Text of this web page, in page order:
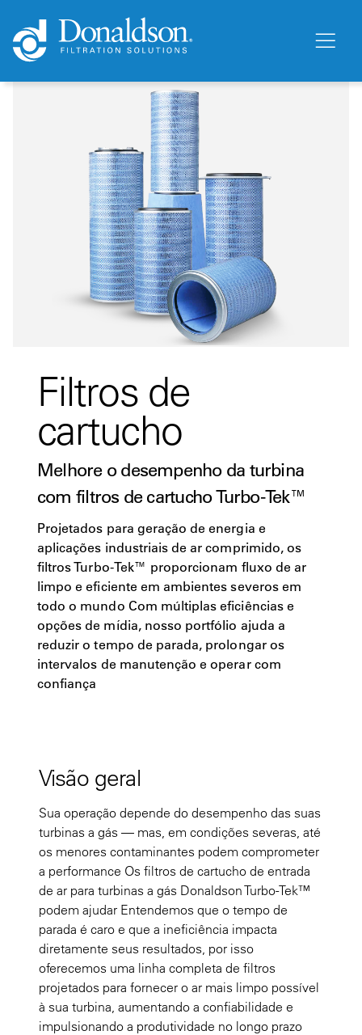
Filtros de
cartucho
Melhore o desempenho da turbina
com filtros de cartucho Turbo-Tek™
Projetados para geração de energia e
aplicações industriais de ar comprimido, os
filtros Turbo-Tek™ proporcionam fluxo de ar
limpo e eficiente em ambientes severos em
todo o mundo Com múltiplas eficiências e
opções de mídia, nosso portfólio ajuda a
reduzir o tempo de parada, prolongar os
intervalos de manutenção e operar com
confiança
Visão geral
Sua operação depende do desempenho das suas
turbinas a gás — mas, em condições severas, até
os menores contaminantes podem comprometer
a performance Os filtros de cartucho de entrada
de ar para turbinas a gás Donaldson Turbo-Tek™
podem ajudar Entendemos que o tempo de
parada é caro e que a ineficiência impacta
diretamente seus resultados, por isso
oferecemos uma linha completa de filtros
projetados para fornecer o ar mais limpo possível
à sua turbina, aumentando a confiabilidade e
impulsionando a produtividade no longo prazo